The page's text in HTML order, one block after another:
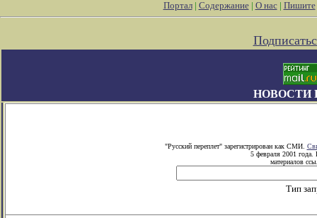
Портал| Содержание| О нас| Пишите
НОВОСТИ
"Русский переплет" зарегистрирован как СМИ.
5 февраля 2001 года.
материалов
Тип